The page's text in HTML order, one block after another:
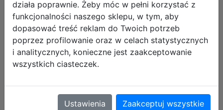
Zestaw kości fosforyzujących
Władca Pierścieni: Moria
działa poprawnie. Żeby móc w pełni korzystać z
funkcjonalności naszego sklepu, w tym, aby
dopasować treść reklam do Twoich potrzeb
poprzez profilowanie oraz w celach statystycznych
i analitycznych, konieczne jest zaakceptowanie
wszystkich ciasteczek.
Ustawienia Zaakceptuj wszystkie